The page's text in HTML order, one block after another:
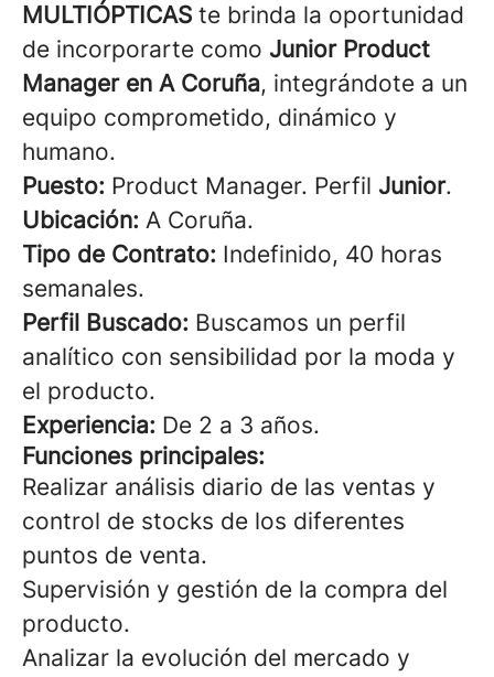
MULTIÓPTICAS te brinda la oportunidad
de incorporarte como Junior Product
Manager en A Coruña, integrándote a un
equipo comprometido, dinámico y
humano.
Puesto: Product Manager. Perfil Junior.
Ubicación: A Coruña.
Tipo de Contrato: Indefinido, 40 horas
semanales.
Perfil Buscado: Buscamos un perfil
analítico con sensibilidad por la moda y
el producto.
Experiencia: De 2 a 3 años.
Funciones principales:
Realizar análisis diario de las ventas y
control de stocks de los diferentes
puntos de venta.
Supervisión y gestión de la compra del
producto.
Analizar la evolución del mercado y